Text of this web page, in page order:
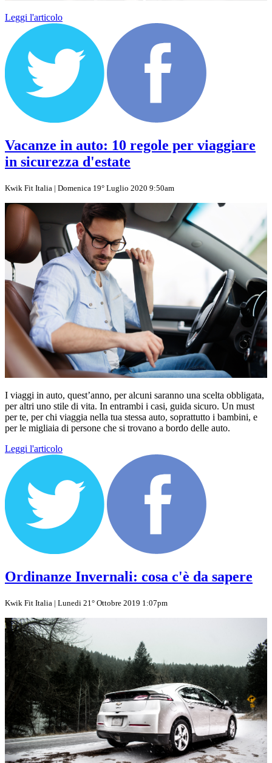
Leggi l'articolo
Vacanze in auto: 10 regole per viaggiare
in sicurezza d'estate
Kwik Fit Italia | Domenica 19° Luglio 2020 9:50am
I viaggi in auto, quest’anno, per alcuni saranno una scelta obbligata,
per altri uno stile di vita. In entrambi i casi, guida sicuro. Un must
per te, per chi viaggia nella tua stessa auto, soprattutto i bambini, e
per le migliaia di persone che si trovano a bordo delle auto.
Leggi l'articolo
Ordinanze Invernali: cosa c'è da sapere
Kwik Fit Italia | Lunedi 21° Ottobre 2019 1:07pm